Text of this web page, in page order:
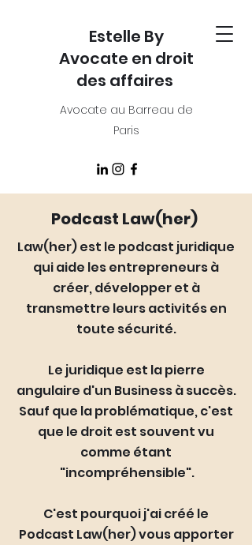
Estelle By
Avocate en droit
des affaires
Avocate au Barreau de
Paris
Podcast Law(her)
Law(her) est le podcast juridique
qui aide les entrepreneurs à
créer, développer et à
transmettre leurs activités en
toute sécurité.
Le juridique est la pierre
angulaire d'un Business à succès.
Sauf que la problématique, c'est
que le droit est souvent vu
comme étant
"incompréhensible".
C'est pourquoi j'ai créé le
Podcast Law(her) vous apporter